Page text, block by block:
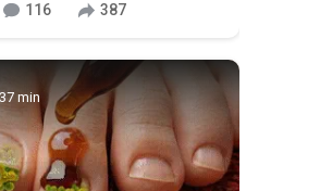
116 387
min